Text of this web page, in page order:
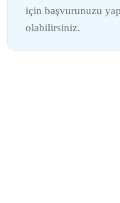
için başvurunuzu
olabilirsiniz.